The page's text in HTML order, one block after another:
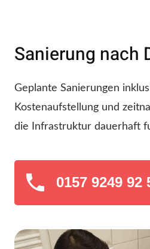
Sanierung nach
Geplante Sanierungen
Kostenaufstellung und
die Infrastruktur dauerhaft
0157 9249 92